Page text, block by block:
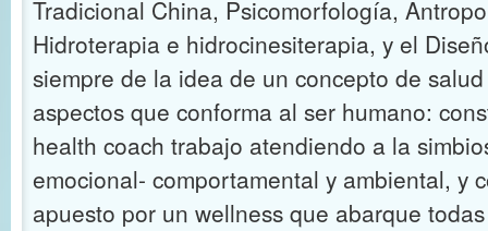
Tradicional China, Psicomorfología,
Hidroterapia e hidrocinesiterapia, y el
siempre de la idea de un concepto de
aspectos que conforma al ser humano:
health coach trabajo atendiendo a la
emocional- comportamental y ambiental, y
apuesto por un wellness que abarque